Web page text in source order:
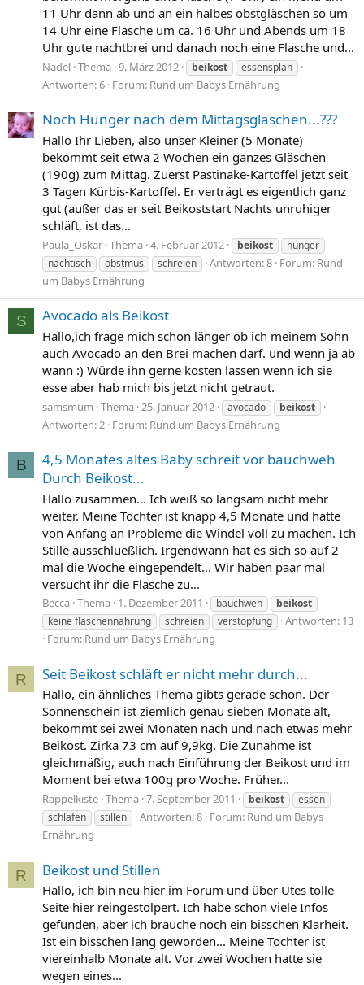
11 Uhr dann ab und an ein halbes obstgläschen so um
14 Uhr eine Flasche um ca. 16 Uhr und Abends um 18
Uhr gute nachtbrei und danach noch eine Flasche und...
Nadel Thema 9. März 2012 beikost essensplan
Antworten: 6 Forum: Rund um Babys Ernährung
Noch Hunger nach dem Mittagsgläschen...???
Hallo Ihr Lieben, also unser Kleiner (5 Monate)
bekommt seit etwa 2 Wochen ein ganzes Gläschen
(190g) zum Mittag. Zuerst Pastinake-Kartoffel jetzt seit
3 Tagen Kürbis-Kartoffel. Er verträgt es eigentlich ganz
gut (außer das er seit Beikoststart Nachts unruhiger
schläft, ist das...
Paula_Oskar Thema 4. Februar 2012 beikost
hunger
nachtisch
obstmus schreien Antworten: 8 Forum: Rund
um Babys Ernährung
S Avocado als Beikost
Hallo,ich frage mich schon länger ob ich meinem Sohn
auch Avocado an den Brei machen darf. und wenn ja ab
wann :) Würde ihn gerne kosten lassen wenn ich sie
esse aber hab mich bis jetzt nicht getraut.
samsmum Thema 25. Januar 2012 avocado beikost
Antworten: 2 Forum: Rund um Babys Ernährung
B
4,5 Monates altes Baby schreit vor bauchweh
Durch Beikost...
Hallo zusammen... Ich weiß so langsam nicht mehr
weiter. Meine Tochter ist knapp 4,5 Monate und hatte
von Anfang an Probleme die Windel voll zu machen. Ich
Stille ausschlueßlich. Irgendwann hat es sich so auf 2
mal die Woche eingependelt... Wir haben paar mal
versucht ihr die Flasche zu...
Becca Thema 1. Dezember 2011 bauchweh
beikost
keine flaschennahrung
schreien verstopfung
Antworten: 13
Forum: Rund um Babys Ernährung
R Seit Beikost schläft er nicht mehr durch...
Hallo, ein ähnliches Thema gibts gerade schon. Der
Sonnenschein ist ziemlich genau sieben Monate alt,
bekommt sei zwei Monaten nach und nach etwas mehr
Beikost. Zirka 73 cm auf 9,9kg. Die Zunahme ist
gleichmäßig, auch nach Einführung der Beikost und im
Moment bei etwa 100g pro Woche. Früher...
Rappelkiste Thema 7. September 2011 beikost
essen
schlafen
stillen Antworten: 8 Forum: Rund um Babys
Ernährung
R Beikost und Stillen
Hallo, ich bin neu hier im Forum und über Utes tolle
Seite hier reingestolpert. Ich habe schon viele Infos
gefunden, aber ich brauche noch ein bisschen Klarheit.
Ist ein bisschen lang geworden... Meine Tochter ist
viereinhalb Monate alt. Vor zwei Wochen hatte sie
wegen eines...